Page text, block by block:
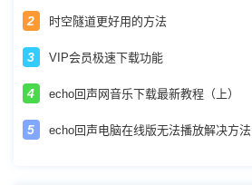
时空隧道更好用的方法
VIP会员极速下载功能
echo回声网音乐下载最新教程（上）
echo回声电脑在线版无法播放解决方法